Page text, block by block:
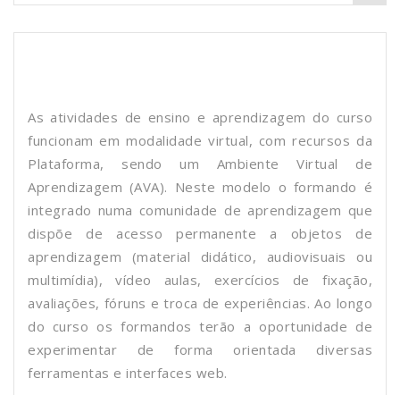
As atividades de ensino e aprendizagem do curso
funcionam em modalidade virtual, com recursos da
Plataforma, sendo um Ambiente Virtual de
Aprendizagem (AVA). Neste modelo o formando é
integrado numa comunidade de aprendizagem que
dispõe de acesso permanente a objetos de
aprendizagem (material didático, audiovisuais ou
multimídia), vídeo aulas, exercícios de fixação,
avaliações, fóruns e troca de experiências. Ao longo
do curso os formandos terão a oportunidade de
experimentar de forma orientada diversas
ferramentas e interfaces web.